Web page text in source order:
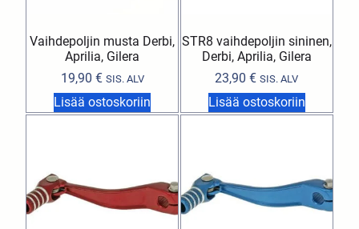
Vaihdepoljin musta Derbi,
Aprilia, Gilera
19,90 € SIS. ALV
Lisää ostoskoriin
STR8 vaihdepoljin sininen,
Derbi, Aprilia, Gilera
23,90€ SIS. ALV
Lisää ostoskoriin